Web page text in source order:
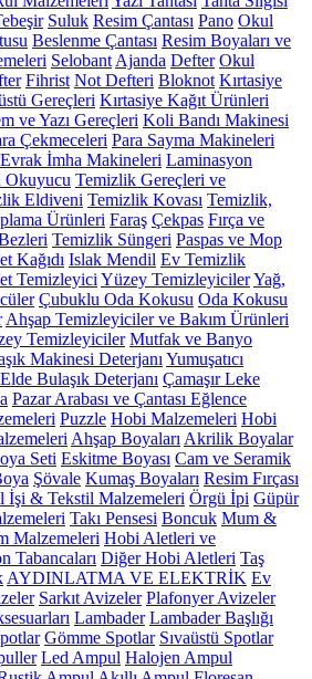
Suluk Resim Çantası Pano Okul
Beslenme Çantası Resim Boyaları ve
Selobant Ajanda Defter Okul
Fihrist Not Defteri Bloknot Kırtasiye
Gereçleri Kırtasiye Kağıt Ürünleri
ve Yazı Gereçleri Koli Bandı Makinesi
Çekmeceleri Para Sayma Makineleri
Evrak İmha Makineleri Laminasyon
Okuyucu Temizlik Gereçleri ve
Eldiveni Temizlik Kovası Temizlik,
Ürünleri Faraş Çekpas Fırça ve
Temizlik Süngeri Paspas ve Mop
Kağıdı Islak Mendil Ev Temizlik
Temizleyici Yüzey TemizleyicilerYağ,
Çubuklu Oda Kokusu Oda Kokusu
Ahşap Temizleyiciler ve Bakım Ürünleri
Temizleyiciler Mutfak ve Banyo
Makinesi Deterjanı Yumuşatıcı
Elde Bulaşık Deterjanı Çamaşır Leke
Pazar Arabası ve Çantası Eğlence
Puzzle Hobi Malzemeleri Hobi
Ahşap Boyaları Akrilik Boyalar
Seti Eskitme Boyası Cam ve Seramik
Şövale Kumaş Boyaları Resim Fırçası
İşi & Tekstil Malzemeleri Örgü İpi Güpür
Takı Pensesi Boncuk Mum &
Malzemeleri Hobi Aletleri ve
Tabancaları Diğer Hobi Aletleri Taş
AYDINLATMA VE ELEKTRİK Ev
Sarkıt Avizeler Plafonyer Avizeler
Lambader Lambader Başlığı
Gömme Spotlar Sıvaüstü Spotlar
Led Ampul Halojen Ampul